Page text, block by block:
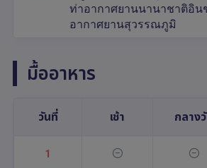
ท่าอากาศยานนานาชาติอิน
อากาศยานสุวรรณภูมิ
มื้ออาหาร
วันที่ เช้า กลาง
1